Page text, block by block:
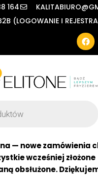
164
(LOGOWANIE I
— nowe zamówienia
wcześniej złożone
obsłużone.